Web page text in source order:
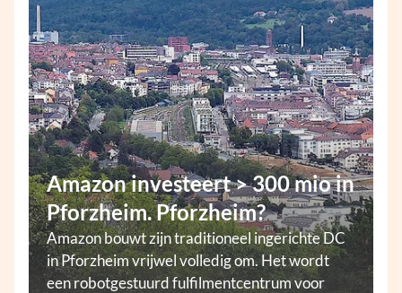
Amazon investeert > 300 mio in
Pforzheim. Pforzheim?
Amazon bouwt zijn traditioneel ingerichte DC
in Pforzheim vrijwel volledig om. Het wordt
een robotgestuurd fulfilmentcentrum voor